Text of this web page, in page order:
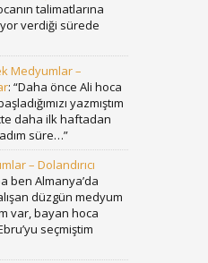
talimatlarına
verdiği sürede
Medyumlar –
: “Daha önce Ali hoca
yazmıştım
daha ilk haftadan
süre…”
– Dolandırıcı
ben Almanya’da
düzgün medyum
var, bayan hoca
seçmiştim